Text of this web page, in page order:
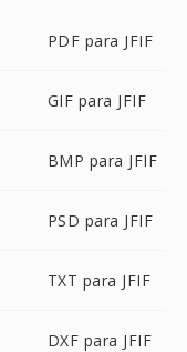
PDF para JFIF
GIF para JFIF
BMP para JFIF
PSD para JFIF
TXT para JFIF
DXF para JFIF